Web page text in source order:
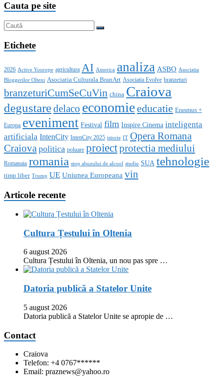
Cauta pe site
Etichete
2026 Active Yourope agricultura AI America analiza ASBO Asociatia
Bloggerilor Olteni Asociatia Culturala BranArt Asociatia Evolve branzeturi
branzeturiCumSeCuVin china Craiova
degustaredelaco economieeducatie Erasmus +
Europa eveniment Festival film Inspire Cinema inteligenta
artificiala IntenCity IntenCity 2025 istorie IT Opera Romana
Craiova politica poluare proiectprotectia mediului
Romanaia romania stop abuzului de alcool studiu SUA tehnologie
timp liber Trump UE Uniunea Europeana vin
Articole recente
Cultura Țestului în Oltenia
6 august 2026
Cultura Țestului în Oltenia, un nou pas spre …
Datoria publică a Statelor Unite
5 august 2026
Datoria publică a Statelor Unite se apropie de …
Contact
Craiova
Telefon: +4 0767******
Email: praznews@yahoo.ro